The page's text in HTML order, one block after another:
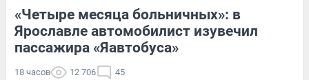
«Четыре месяца больничных»: в
Ярославле автомобилист изувечил
пассажира «Яавтобуса»
18 часов 12 706 45